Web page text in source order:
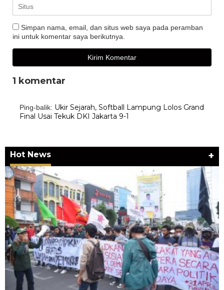
Simpan nama, email, dan situs web saya pada peramban
ini untuk komentar saya berikutnya.
1 komentar
Ping-balik: Ukir Sejarah, Softball Lampung Lolos Grand
Final Usai Tekuk DKI Jakarta 9-1
Hot News +